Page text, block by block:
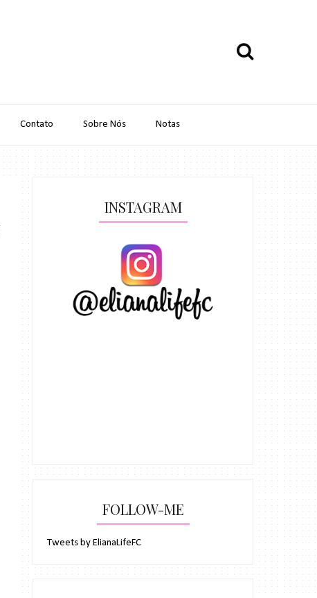
Contato Sobre Nós Notas
INSTAGRAM
FOLLOW-ME
Tweets by ElianaLifeFC